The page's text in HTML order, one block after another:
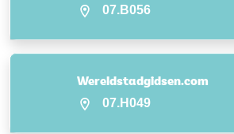
07.B056
Wereldstadgidsen.com
07.H049